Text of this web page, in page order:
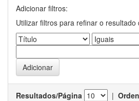
Adicionar filtros:
Utilizar filtros para refinar o resultado
Resultados/Página |